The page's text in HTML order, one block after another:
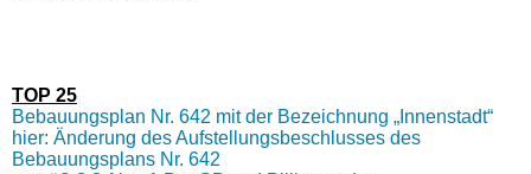
TOP 25
Bebauungsplan Nr. 642 mit der Bezeichnung „Innenstadt“
hier: Änderung des Aufstellungsbeschlusses des
Bebauungsplans Nr. 642